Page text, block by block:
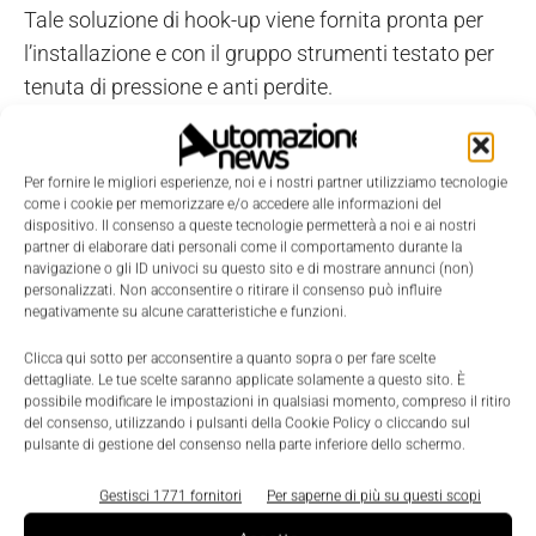
Per fornire le migliori esperienze, noi e i nostri partner utilizziamo tecnologie
come i cookie per memorizzare e/o accedere alle informazioni del
dispositivo. Il consenso a queste tecnologie permetterà a noi e ai nostri
partner di elaborare dati personali come il comportamento durante la
navigazione o gli ID univoci su questo sito e di mostrare annunci (non)
personalizzati. Non acconsentire o ritirare il consenso può influire
negativamente su alcune caratteristiche e funzioni.
Clicca qui sotto per acconsentire a quanto sopra o per fare scelte
dettagliate. Le tue scelte saranno applicate solamente a questo sito. È
possibile modificare le impostazioni in qualsiasi momento, compreso il ritiro
del consenso, utilizzando i pulsanti della Cookie Policy o cliccando sul
pulsante di gestione del consenso nella parte inferiore dello schermo.
Gestisci 1771 fornitori Per saperne di più su questi scopi
Tale soluzione di hook-up viene fornita pronta per
l’installazione e con il gruppo strumenti testato per
tenuta di pressione e anti perdite.
Energia Oil & gas Valvole